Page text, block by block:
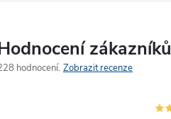
zákazníků
hodnocení Zobrazit recenze